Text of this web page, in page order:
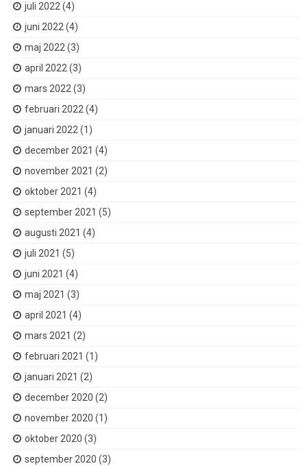
juli 2022 (4)
juni 2022 (4)
maj 2022 (3)
april 2022 (3)
mars 2022 (3)
februari 2022 (4)
januari 2022 (1)
december 2021 (4)
november 2021 (2)
oktober 2021 (4)
september 2021 (5)
augusti 2021 (4)
juli 2021 (5)
juni 2021 (4)
maj 2021 (3)
april 2021 (4)
mars 2021 (2)
februari 2021 (1)
januari 2021 (2)
december 2020 (2)
november 2020 (1)
oktober 2020 (3)
september 2020 (3)